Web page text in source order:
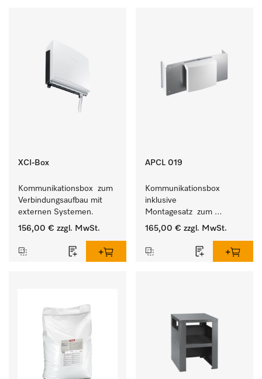
XCI-Box
Kommunikationsbox  zum
Verbindungsaufbau mit
externen Systemen.
156,00 € zzgl. MwSt.
APCL 019
Kommunikationsbox
inklusive
Montagesatz  zum
Verbindungsaufbau von
mit externen Systemen.
165,00 € zzgl. MwSt.